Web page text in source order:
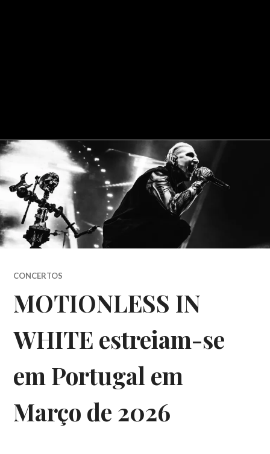
CONCERTOS
MOTIONLESS IN
WHITE estreiam-se
em Portugal em
Março de 2026